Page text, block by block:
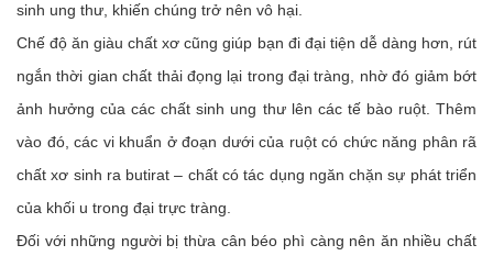
sinh ung thư, khiến chúng trở nên vô hại.
Chế độ ăn giàu chất xơ cũng giúp bạn đi đại tiện dễ dàng hơn, rút
ngắn thời gian chất thải đọng lại trong đại tràng, nhờ đó giảm bớt
ảnh hưởng của các chất sinh ung thư lên các tế bào ruột. Thêm
vào đó, các vi khuẩn ở đoạn dưới của ruột có chức năng phân rã
chất xơ sinh ra butirat – chất có tác dụng ngăn chặn sự phát triển
của khối u trong đại trực tràng.
Đối với những người bị thừa cân béo phì càng nên ăn nhiều chất